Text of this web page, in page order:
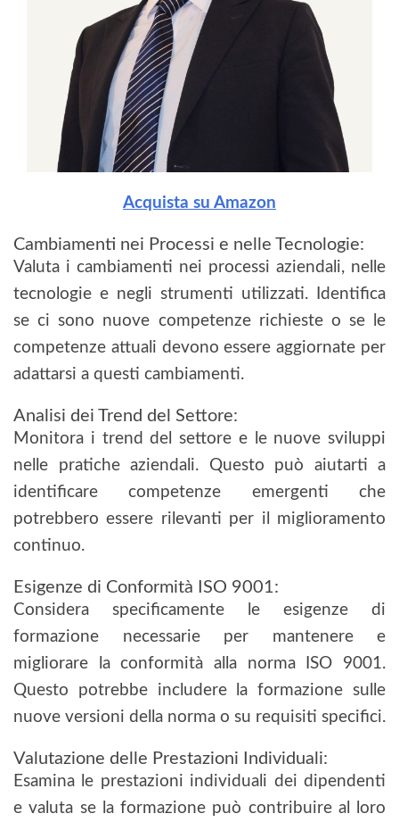
Acquista su Amazon
Cambiamenti nei Processi e nelle Tecnologie:
Valuta i cambiamenti nei processi aziendali, nelle
tecnologie e negli strumenti utilizzati. Identifica
se ci sono nuove competenze richieste o se le
competenze attuali devono essere aggiornate per
adattarsi a questi cambiamenti.
Analisi dei Trend del Settore:
Monitora i trend del settore e le nuove sviluppi
nelle pratiche aziendali. Questo può aiutarti a
identificare competenze emergenti che
potrebbero essere rilevanti per il miglioramento
continuo.
Esigenze di Conformità ISO 9001:
Considera specificamente le esigenze di
formazione necessarie per mantenere e
migliorare la conformità alla norma ISO 9001.
Questo potrebbe includere la formazione sulle
nuove versioni della norma o su requisiti specifici.
Valutazione delle Prestazioni Individuali:
Esamina le prestazioni individuali dei dipendenti
e valuta se la formazione può contribuire al loro